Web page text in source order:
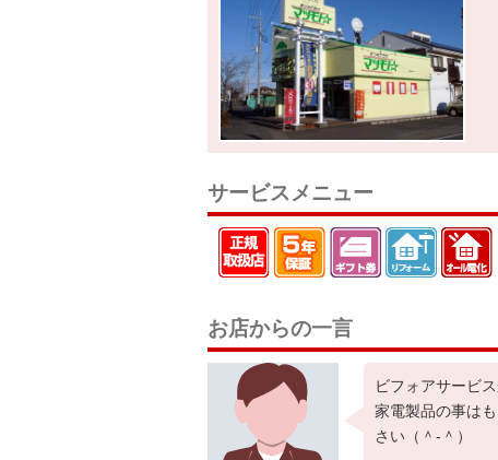
サービスメニュー
お店からの一言
ビフォアサービ
家電製品の事は
さい（＾‐＾）